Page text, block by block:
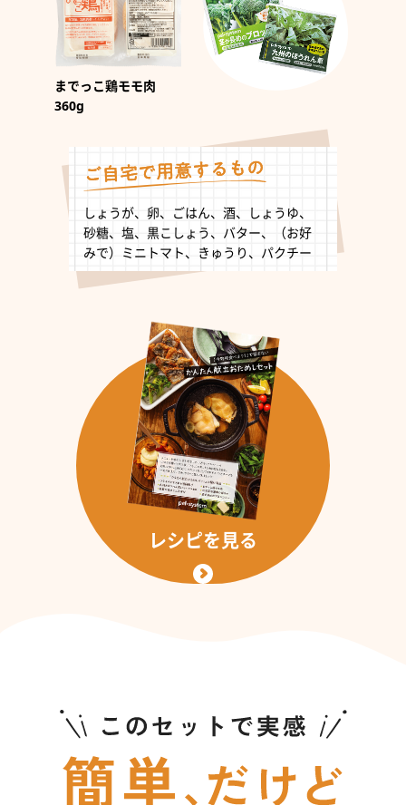
までっこ鶏モモ肉
360g
しょうが、卵、ごはん、酒、しょうゆ、
砂糖、塩、黒こしょう、バター、（お好
みで）ミニトマト、きゅうり、パクチー
レシピを見る